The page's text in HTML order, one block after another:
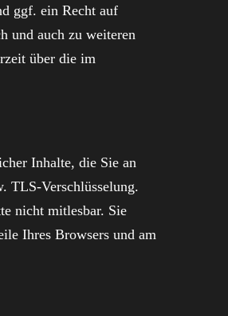
ggf. ein Recht auf
und auch zu weiteren
über die im
Inhalte, die Sie an
TLS-Verschlüsselung.
nicht mitlesbar. Sie
Ihres Browsers und am